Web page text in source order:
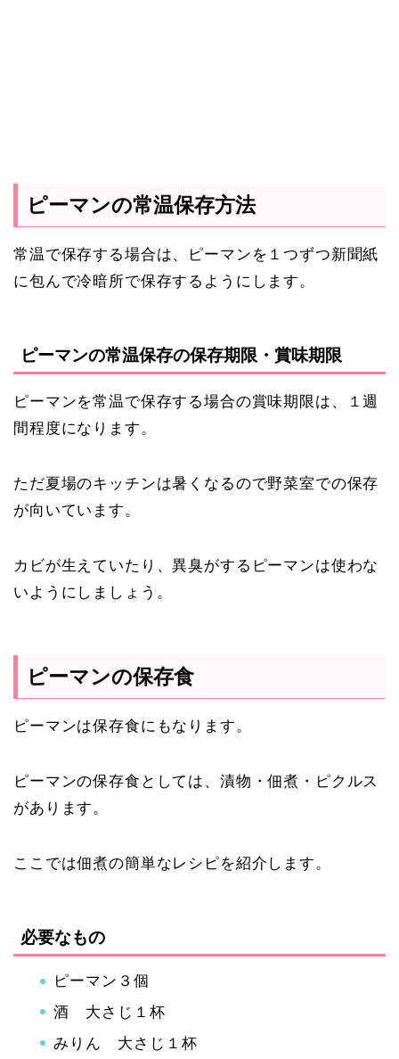
ピーマンの常温保存方法
常温で保存する場合は、ピーマンを１つずつ新聞紙
に包んで冷暗所で保存するようにします。
ピーマンの常温保存の保存期限・賞味期限
ピーマンを常温で保存する場合の賞味期限は、１週
間程度になります。
ただ夏場のキッチンは暑くなるので野菜室での保存
が向いています。
カビが生えていたり、異臭がするピーマンは使わな
いようにしましょう。
ピーマンの保存食
ピーマンは保存食にもなります。
ピーマンの保存食としては、漬物・佃煮・ピクルス
があります。
ここでは佃煮の簡単なレシピを紹介します。
必要なもの
ピーマン３個
酒 大さじ１杯
みりん 大さじ１杯